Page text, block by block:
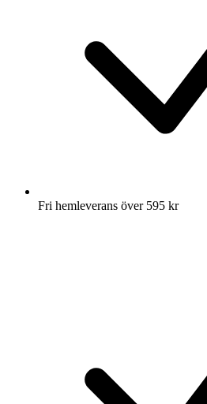
Fri hemleverans över 595 kr